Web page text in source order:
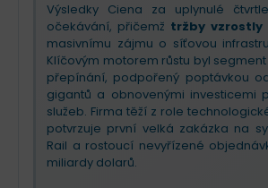
Výsledky Ciena za uplynulé
očekávání, přičemž tržby vzrostly
masivnímu zájmu o síťovou
Klíčovým motorem růstu byl
přepínání, podpořený poptávkou
gigantů a obnovenými investicemi
služeb. Firma těží z role
potvrzuje první velká zakázka na
Rail a rostoucí nevyřízené
miliardy dolarů.